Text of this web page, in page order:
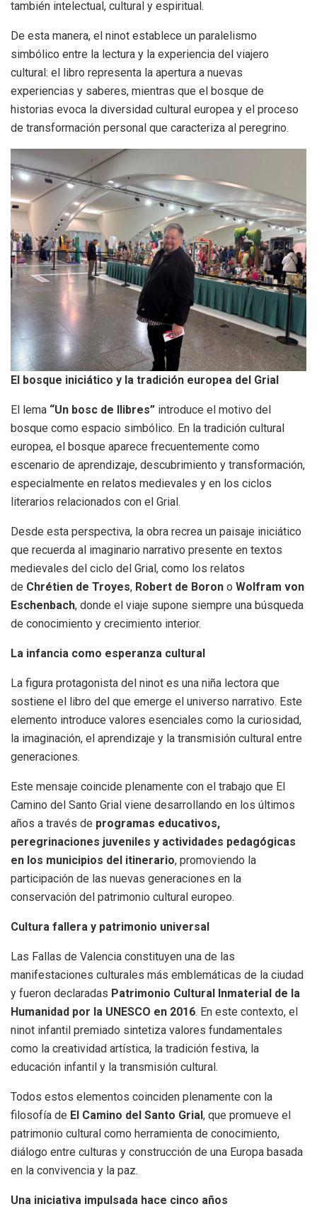
también intelectual, cultural y espiritual.
De esta manera, el ninot establece un paralelismo
simbólico entre la lectura y la experiencia del viajero
cultural: el libro representa la apertura a nuevas
experiencias y saberes, mientras que el bosque de
historias evoca la diversidad cultural europea y el proceso
de transformación personal que caracteriza al peregrino.
El bosque iniciático y la tradición europea del Grial
El lema “Un bosc de llibres” introduce el motivo del
bosque como espacio simbólico. En la tradición cultural
europea, el bosque aparece frecuentemente como
escenario de aprendizaje, descubrimiento y transformación,
especialmente en relatos medievales y en los ciclos
literarios relacionados con el Grial.
Desde esta perspectiva, la obra recrea un paisaje iniciático
que recuerda al imaginario narrativo presente en textos
medievales del ciclo del Grial, como los relatos
de Chrétien de Troyes, Robert de Boron o Wolfram von
Eschenbach, donde el viaje supone siempre una búsqueda
de conocimiento y crecimiento interior.
La infancia como esperanza cultural
La figura protagonista del ninot es una niña lectora que
sostiene el libro del que emerge el universo narrativo. Este
elemento introduce valores esenciales como la curiosidad,
la imaginación, el aprendizaje y la transmisión cultural entre
generaciones.
Este mensaje coincide plenamente con el trabajo que El
Camino del Santo Grial viene desarrollando en los últimos
años a través de programas educativos,
peregrinaciones juveniles y actividades pedagógicas
en los municipios del itinerario, promoviendo la
participación de las nuevas generaciones en la
conservación del patrimonio cultural europeo.
Cultura fallera y patrimonio universal
Las Fallas de Valencia constituyen una de las
manifestaciones culturales más emblemáticas de la ciudad
y fueron declaradas Patrimonio Cultural Inmaterial de la
Humanidad por la UNESCO en 2016. En este contexto, el
ninot infantil premiado sintetiza valores fundamentales
como la creatividad artística, la tradición festiva, la
educación infantil y la transmisión cultural.
Todos estos elementos coinciden plenamente con la
filosofía de El Camino del Santo Grial, que promueve el
patrimonio cultural como herramienta de conocimiento,
diálogo entre culturas y construcción de una Europa basada
en la convivencia y la paz.
Una iniciativa impulsada hace cinco años